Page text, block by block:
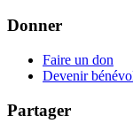
Donner
Faire un don
Devenir
Partager